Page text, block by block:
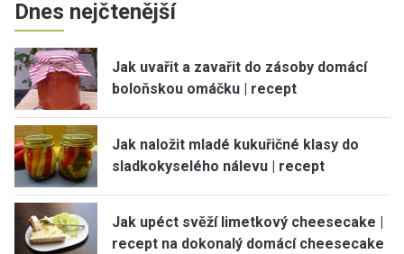
Dnes nejčtenější
Jak uvařit a zavařit do zásoby domácí
boloňskou omáčku | recept
Jak naložit mladé kukuřičné klasy do
sladkokyselého nálevu | recept
Jak upéct svěží limetkový cheesecake |
recept na dokonalý domácí cheesecake